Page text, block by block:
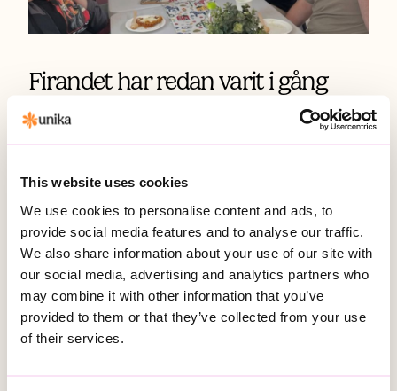
This website uses cookies
We use cookies to personalise content and ads, to
provide social media features and to analyse our traffic.
We also share information about your use of our site with
our social media, advertising and analytics partners who
may combine it with other information that you’ve
provided to them or that they’ve collected from your use
of their services.
Firandet har redan varit i gång
under veckan
På flera verksamheter har
midsommarfirandet redan
verksamhet firar på sitt eget sätt, men
gemensamt är fokus på delaktighet,
gemenskap, och glädje.
Tillsammans skapar vi fina